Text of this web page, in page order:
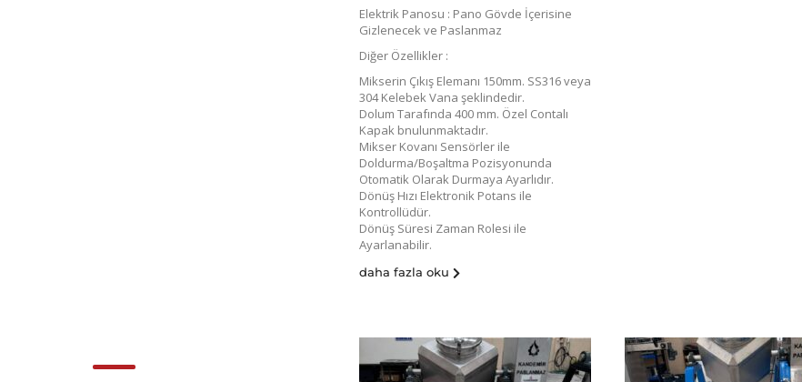
Elektrik Panosu : Pano Gövde İçerisine
Gizlenecek ve Paslanmaz
Diğer Özellikler :
Mikserin Çıkış Elemanı 150mm. SS316 veya
304 Kelebek Vana şeklindedir.
Dolum Tarafında 400 mm. Özel Contalı
Kapak bnulunmaktadır.
Mikser Kovanı Sensörler ile
Doldurma/Boşaltma Pozisyonunda
Otomatik Olarak Durmaya Ayarlıdır.
Dönüş Hızı Elektronik Potans ile
Kontrollüdür.
Dönüş Süresi Zaman Rolesi ile
Ayarlanabilir.
daha fazla oku